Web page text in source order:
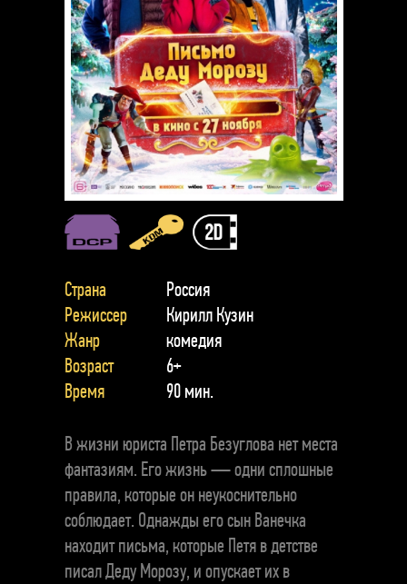
Страна
Россия
Режиссер
Кирилл Кузин
Жанр
комедия
Возраст
6+
Время
90 мин.
В жизни юриста Петра Безуглова нет места
фантазиям. Его жизнь — одни сплошные
правила, которые он неукоснительно
соблюдает. Однажды его сын Ванечка
находит письма, которые Петя в детстве
писал Деду Морозу, и опускает их в